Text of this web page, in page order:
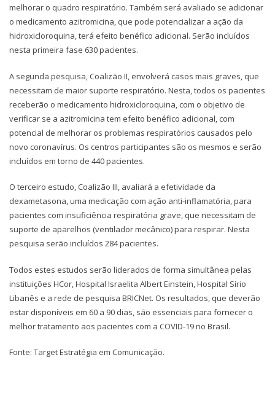
melhorar o quadro respiratório. Também será avaliado se adicionar
o medicamento azitromicina, que pode potencializar a ação da
hidroxicloroquina, terá efeito benéfico adicional. Serão incluídos
nesta primeira fase 630 pacientes.
A segunda pesquisa, Coalizão II, envolverá casos mais graves, que
necessitam de maior suporte respiratório. Nesta, todos os pacientes
receberão o medicamento hidroxicloroquina, com o objetivo de
verificar se a azitromicina tem efeito benéfico adicional, com
potencial de melhorar os problemas respiratórios causados pelo
novo coronavírus. Os centros participantes são os mesmos e serão
incluídos em torno de 440 pacientes.
O terceiro estudo, Coalizão III, avaliará a efetividade da
dexametasona, uma medicação com ação anti-inflamatória, para
pacientes com insuficiência respiratória grave, que necessitam de
suporte de aparelhos (ventilador mecânico) para respirar. Nesta
pesquisa serão incluídos 284 pacientes.
Todos estes estudos serão liderados de forma simultânea pelas
instituições HCor, Hospital Israelita Albert Einstein, Hospital Sírio
Libanês e a rede de pesquisa BRICNet. Os resultados, que deverão
estar disponíveis em 60 a 90 dias, são essenciais para fornecer o
melhor tratamento aos pacientes com a COVID-19 no Brasil.
Fonte: Target Estratégia em Comunicação.